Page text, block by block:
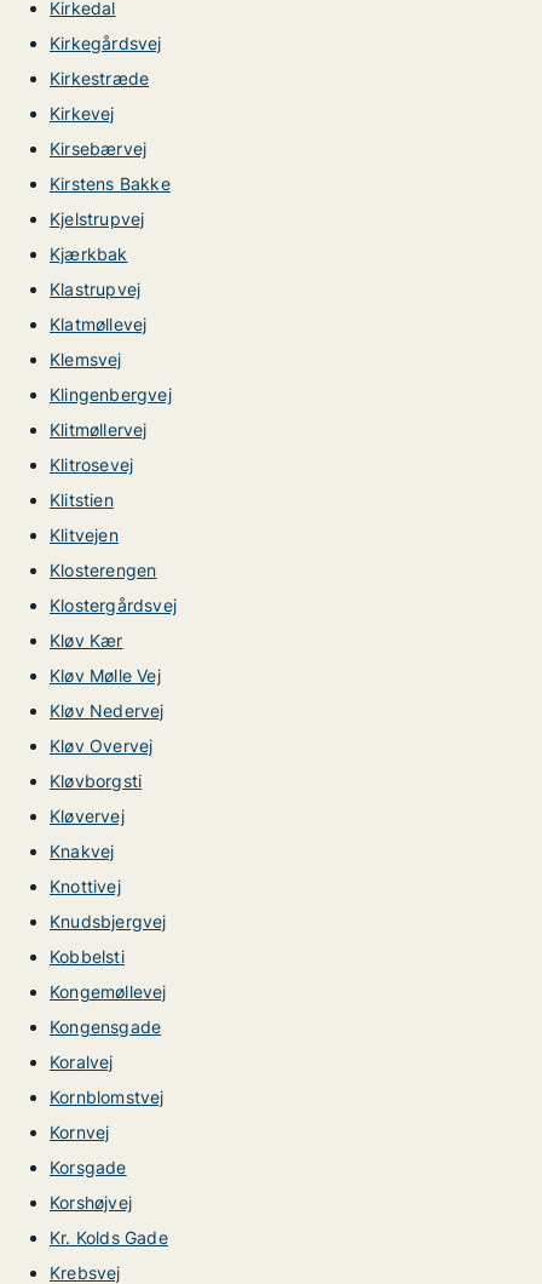
Kirkedal
Kirkegårdsvej
Kirkestræde
Kirkevej
Kirsebærvej
Kirstens Bakke
Kjelstrupvej
Kjærkbak
Klastrupvej
Klatmøllevej
Klemsvej
Klingenbergvej
Klitmøllervej
Klitrosevej
Klitstien
Klitvejen
Klosterengen
Klostergårdsvej
Kløv Kær
Kløv Mølle Vej
Kløv Nedervej
Kløv Overvej
Kløvborgsti
Kløvervej
Knakvej
Knottivej
Knudsbjergvej
Kobbelsti
Kongemøllevej
Kongensgade
Koralvej
Kornblomstvej
Kornvej
Korsgade
Korshøjvej
Kr. Kolds Gade
Krebsvej